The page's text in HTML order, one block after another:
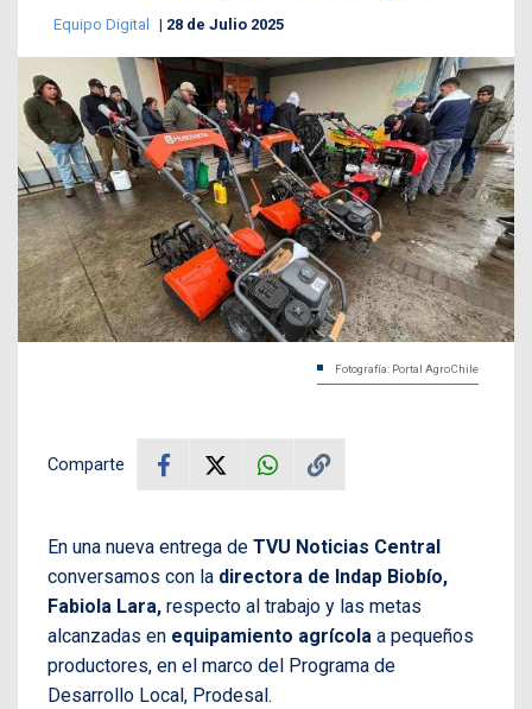
Equipo Digital 28 de Julio 2025
Fotografía: Portal AgroChile
Comparte
En una nueva entrega de TVU Noticias Central
conversamos con la directora de Indap Biobío,
Fabiola Lara, respecto al trabajo y las metas
alcanzadas en equipamiento agrícola a pequeños
productores, en el marco del Programa de
Desarrollo Local, Prodesal.